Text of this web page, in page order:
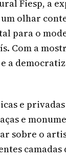
Fiesp, a
olhar
para o
a
a
e
e
sobre o